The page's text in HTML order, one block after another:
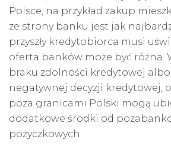
Polsce, na przykład zakup
ze strony banku jest jak
przyszły kredytobiorca musi
oferta banków może być różna.
braku zdolności kredytowej
negatywnej decyzji kredytowej,
poza granicami Polski mogą
dodatkowe środki od
pożyczkowych.